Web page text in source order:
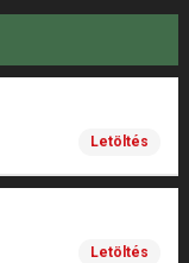
Letöltés
Letöltés